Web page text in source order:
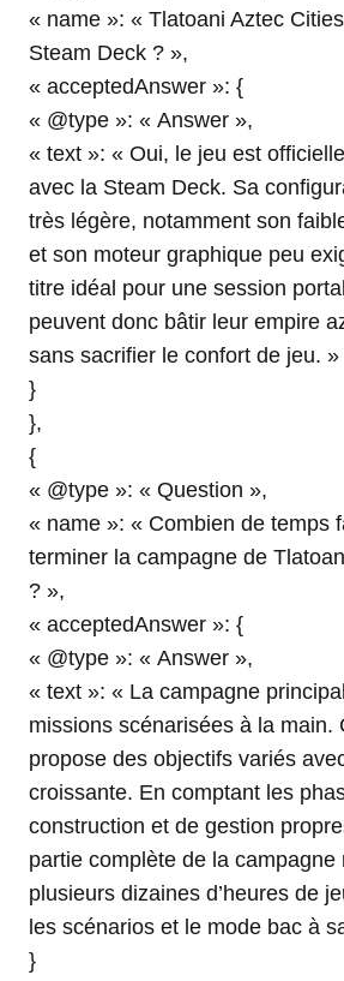
« name »: « Tlatoani Aztec
Steam Deck ? »,
« acceptedAnswer »: {
« @type »: « Answer »,
« text »: « Oui, le jeu est
avec la Steam Deck. Sa
très légère, notamment son
et son moteur graphique peu
titre idéal pour une session
peuvent donc bâtir leur empire
sans sacrifier le confort de jeu. »
}
},
{
« @type »: « Question »,
« name »: « Combien de temps
terminer la campagne de
? »,
« acceptedAnswer »: {
« @type »: « Answer »,
« text »: « La campagne
missions scénarisées à la main.
propose des objectifs variés
croissante. En comptant les
construction et de gestion
partie complète de la campagne
plusieurs dizaines d’heures de
les scénarios et le mode bac à
}